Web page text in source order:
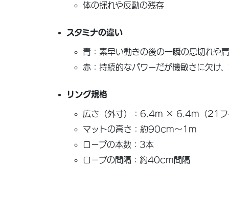
体の揺れや反動の残存
スタミナの違い
青：素早い動きの後の一瞬の息切れや
赤：持続的なパワーだが機敏さに欠け
リング規格
広さ（外寸）：6.4m × 6.4m（21フ
マットの高さ：約90cm〜1m
ロープの本数：3本
ロープの間隔：約40cm間隔